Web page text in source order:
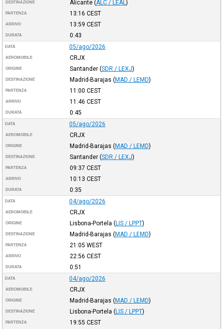
DESTINAZIONE Alicante (ALC / LEAL )
PARTENZA 13:16 CEST
ARRIVO 13:59 CEST
DURATA 0:43
DATA 05/ago/2026
AEROMOBILE CRJX
ORIGINE Santander (SDR / LEXJ)
DESTINAZIONE Madrid-Barajas (MAD / LEMD)
PARTENZA 11:00 CEST
ARRIVO 11:46 CEST
DURATA 0:45
DATA 05/ago/2026
AEROMOBILE CRJX
ORIGINE Madrid-Barajas (MAD / LEMD)
DESTINAZIONE Santander (SDR / LEXJ)
PARTENZA 09:37 CEST
ARRIVO 10:13 CEST
DURATA 0:35
DATA 04/ago/2026
AEROMOBILE CRJX
ORIGINE Lisbona-Portela (LIS / LPPT)
DESTINAZIONE Madrid-Barajas (MAD / LEMD)
PARTENZA 21:05 WEST
ARRIVO 22:56 CEST
DURATA 0:51
DATA 04/ago/2026
AEROMOBILE CRJX
ORIGINE Madrid-Barajas (MAD / LEMD)
DESTINAZIONE Lisbona-Portela (LIS / LPPT)
PARTENZA 19:55 CEST